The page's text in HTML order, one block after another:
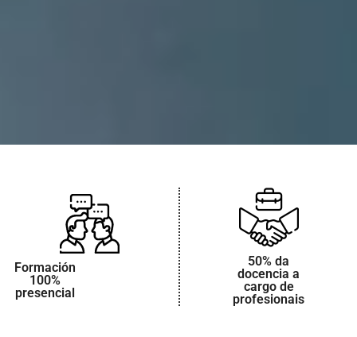
Formación
100%
presencial
50% da
docencia a
cargo de
profesionais